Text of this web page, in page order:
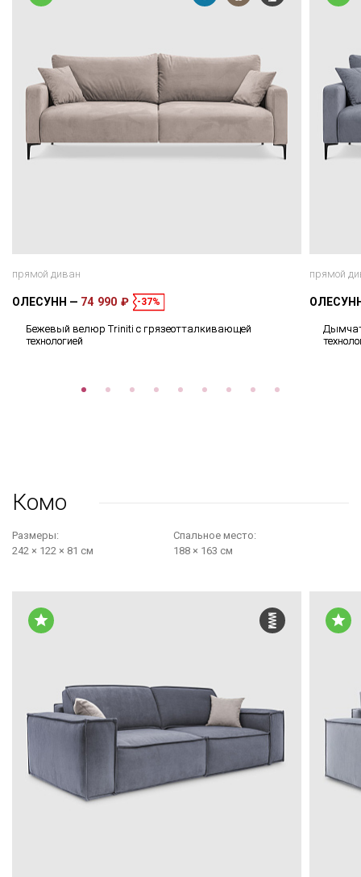
прямой диван
ОЛЕСУНН 74 990 ₽ -37%
Бежевый велюр Triniti с грязеотталкивающей
технологией
прямой
Комо
Размеры:
242 × 122 × 81 см
Cпальное место:
188 × 163 см